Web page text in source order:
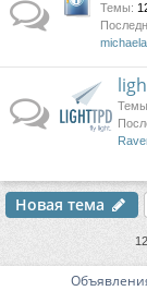
Темы:
Темы
Новая тема